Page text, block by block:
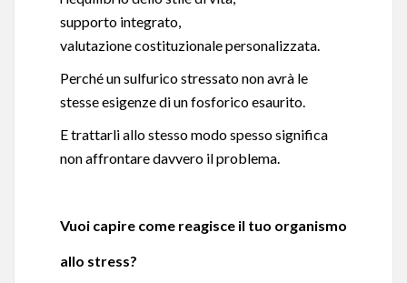
supporto integrato,
valutazione costituzionale personalizzata.
Perché un sulfurico stressato non avrà le
stesse esigenze di un fosforico esaurito.
E trattarli allo stesso modo spesso significa
non affrontare davvero il problema.
Vuoi capire come reagisce il tuo organismo
allo stress?